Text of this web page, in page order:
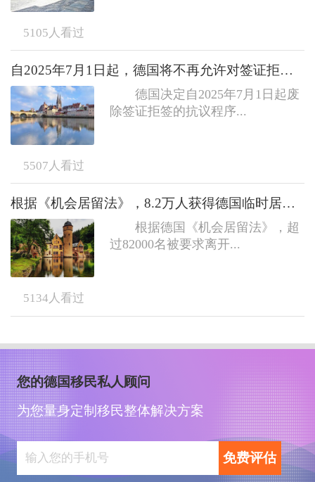
5105 人看过
自2025年7月1日起，德国将不再允许对签证拒签提出行政上诉
德国决定自2025年7月1日起废
除签证拒签的抗议程序...
5507 人看过
根据《机会居留法》，8.2万人获得德国临时居留权
根据德国《机会居留法》，超
过82000名被要求离开...
5134 人看过
您的德国移民私人顾问
为您量身定制移民整体解决方案
免费评估